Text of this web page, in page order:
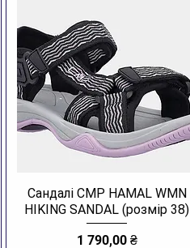
Сандалі CMP HAMAL WMN
HIKING SANDAL (розмір 38)
Ціна
1 790,00 ₴